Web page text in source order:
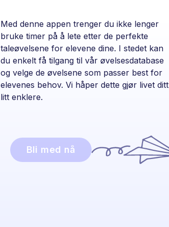
Med denne appen trenger du ikke lenger
bruke timer på å lete etter de perfekte
taleøvelsene for elevene dine. I stedet kan
du enkelt få tilgang til vår øvelsesdatabase
og velge de øvelsene som passer best for
elevenes behov. Vi håper dette gjør livet ditt
litt enklere.
Bli med nå